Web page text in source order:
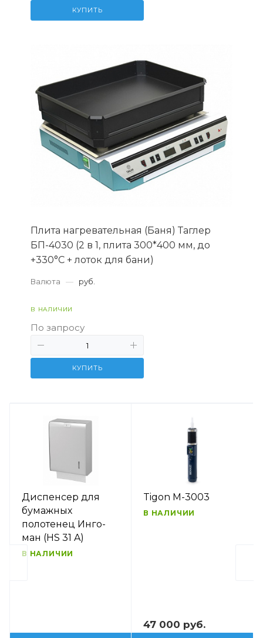
КУПИТЬ
Плита нагревательная (Баня) Таглер
БП-4030 (2 в 1, плита 300*400 мм, до
+330°C + лоток для бани)
Валюта — руб.
В НАЛИЧИИ
По запросу
КУПИТЬ
Диспенсер для
бумажных
полотенец Инго-
ман (HS 31 A)
В НАЛИЧИИ
Tigon M-3003
В НАЛИЧИИ
47 000 руб.